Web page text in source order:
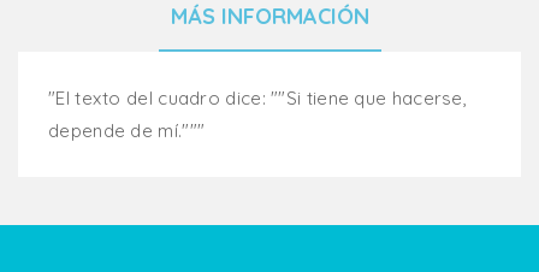
MÁS INFORMACIÓN
"El texto del cuadro dice: ""Si tiene que hacerse,
depende de mí."""